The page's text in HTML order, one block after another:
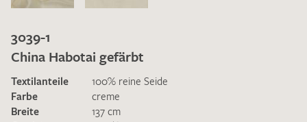
3039-1
China Habotai gefärbt
Textilanteile
100% reine Seide
Farbe
creme
Breite
137 cm